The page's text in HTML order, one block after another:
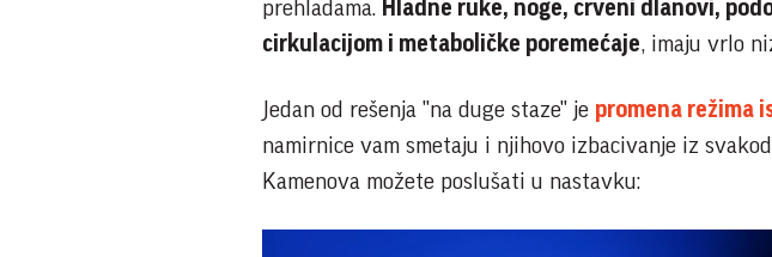
prehladama. Hladne ruke, noge, crveni dlanovi,
cirkulacijom i metaboličke poremećaje, imaju vrlo
Jedan od rešenja "na duge staze" je promena režima
namirnice vam smetaju i njihovo izbacivanje iz
Kamenova možete poslušati u nastavku: